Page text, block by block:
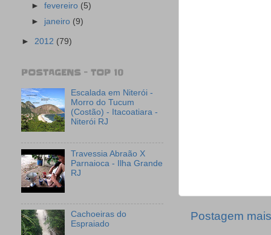
Postagem
►fevereiro (5)
► janeiro (9)
► 2012 (79)
POSTAGENS - TOP 10
Escalada em Niterói -
Morro do Tucum
(Costão) - Itacoatiara -
Niterói RJ
Travessia Abraão X
Parnaioca - Ilha Grande
RJ
Cachoeiras do
Espraiado